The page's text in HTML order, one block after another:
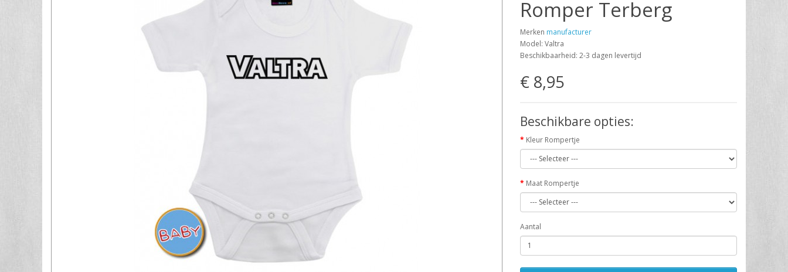
Romper Terberg
Merken manufacturer
Model: Valtra
Beschikbaarheid: 2-3 dagen levertijd
€ 8,95
Beschikbare opties:
Kleur Rompertje
Maat Rompertje
Aantal